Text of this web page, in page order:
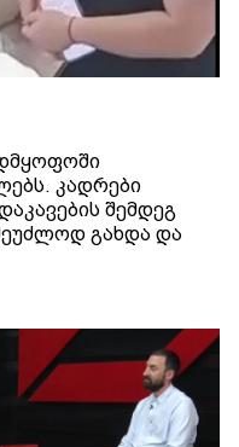
კადრები
შემდეგ
გახდა და